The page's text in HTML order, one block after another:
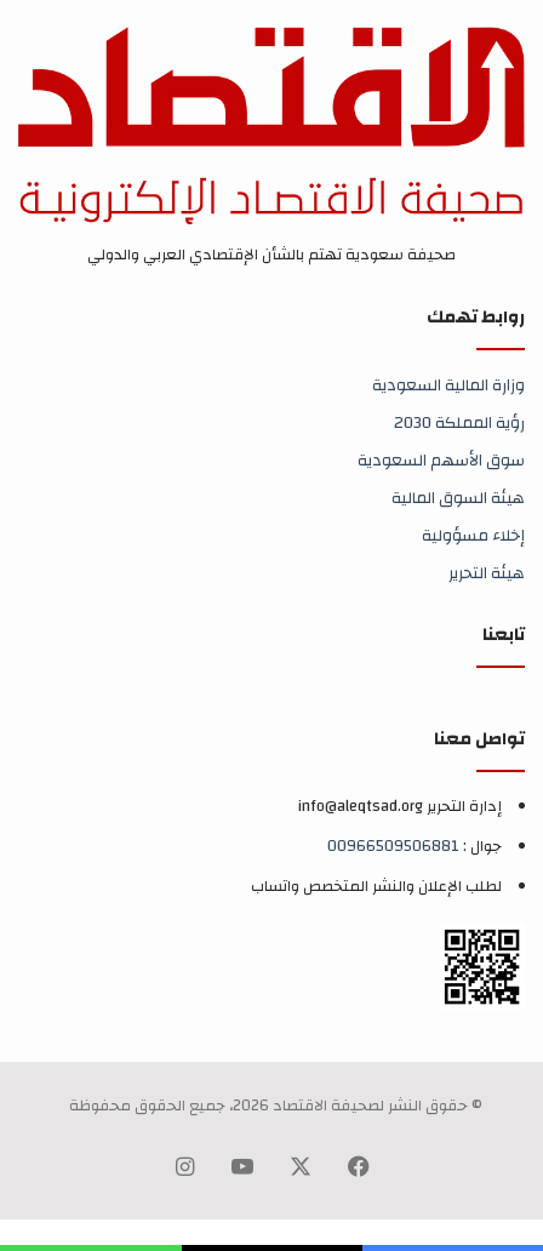
صحيفة سعودية تهتم بالشأن الإقتصادي العربي والدولي
روابط تهمك
وزارة المالية السعودية
رؤية المملكة 2030
سوق الأسهم السعودية
هيئة السوق المالية
إخلاء مسؤولية
هيئة التحرير
تابعنا
تواصل معنا
إدارة التحرير info@aleqtsad.org
جوال :00966509506881
لطلب الإعلان والنشر المتخصص واتساب
© حقوق النشر لصحيفة الاقتصاد 2026، جميع الحقوق محفوظة
فيسبوك ‫YouTube